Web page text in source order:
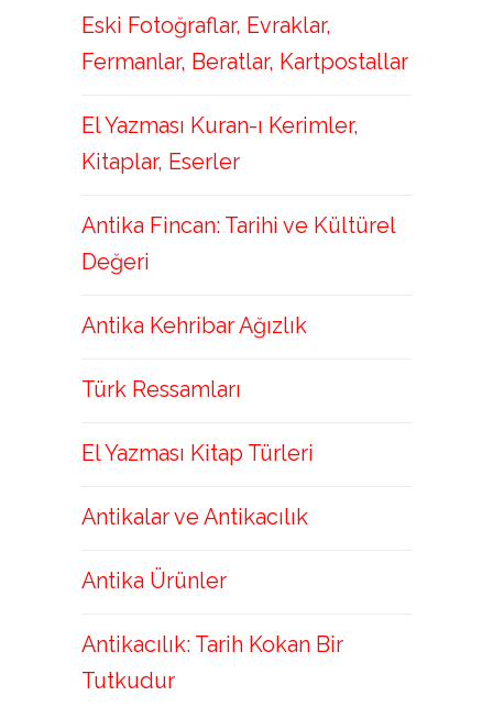
Eski Fotoğraflar, Evraklar,
Fermanlar, Beratlar, Kartpostallar
El Yazması Kuran-ı Kerimler,
Kitaplar, Eserler
Antika Fincan: Tarihi ve Kültürel
Değeri
Antika Kehribar Ağızlık
Türk Ressamları
El Yazması Kitap Türleri
Antikalar ve Antikacılık
Antika Ürünler
Antikacılık: Tarih Kokan Bir
Tutkudur